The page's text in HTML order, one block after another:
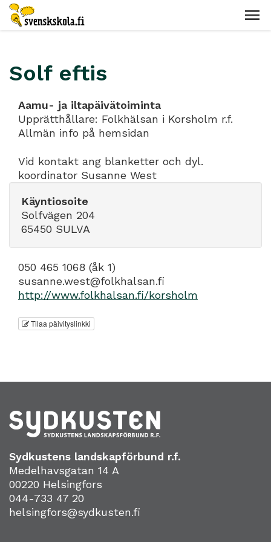
Solf eftis
Aamu- ja iltapäivätoiminta
Upprätthållare: Folkhälsan i Korsholm r.f.
Allmän info på hemsidan
Vid kontakt ang blanketter och dyl.
koordinator Susanne West
Käyntiosoite
Solfvägen 204
65450 SULVA
050 465 1068 (åk 1)
susanne.west@folkhalsan.fi
http://www.folkhalsan.fi/korsholm
Tilaa päivityslinkki
Sydkustens landskapförbund r.f.
Medelhavsgatan 14 A
00220 Helsingfors
044-733 47 20
helsingfors@sydkusten.fi